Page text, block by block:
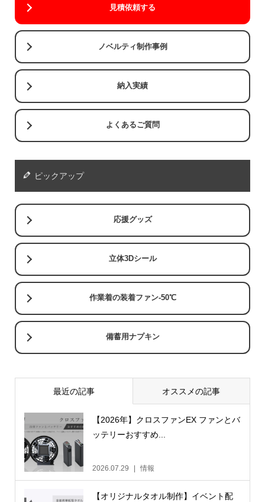
見積依頼する
ノベルティ制作事例
納入実績
よくあるご質問
ピックアップ
応援グッズ
立体3Dシール
作業着の装着ファン-50℃
備蓄用ナプキン
最近の記事 オススメの記事
【2026年】クロスファンEX ファンとバ
ッテリーおすすめ...
2026.07.29 情報
【オリジナルタオル制作】イベント配